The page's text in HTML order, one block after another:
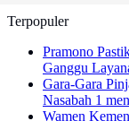
Terpopuler
Pramono
Ganggu
Gara-Gara
Nasabah 1
Wamen